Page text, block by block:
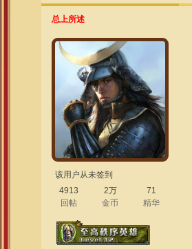
总上所述
该用户从未签到
4913
回帖
2万
金币
71
精华